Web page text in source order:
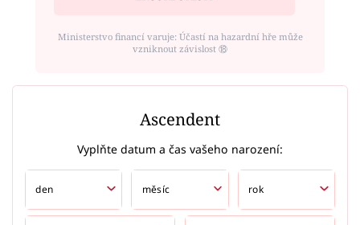
Ministerstvo financí varuje: Účastí na hazardní hře může
vzniknout závislost ⑱
Ascendent
Vyplňte datum a čas vašeho narození: